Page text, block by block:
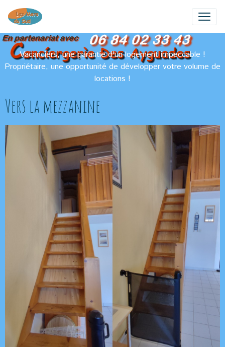
Vacanciers, une garantie d'un logement impeccable !
Propriétaire, une opportunité de développer votre volume de
locations !
Vers la mezzanine